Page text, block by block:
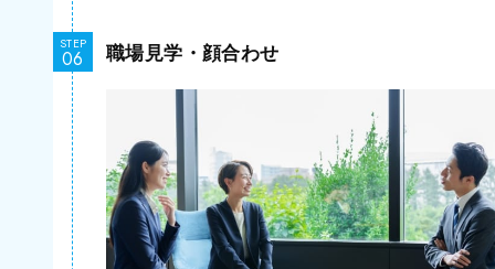
STEP 職場見学・顔合わせ